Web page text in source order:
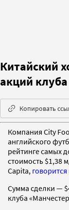
Китайский
акций
Копировать
Компания City
английского
рейтинге самых
стоимость $1,38
Capita, говорится
Сумма сделки —
клуба